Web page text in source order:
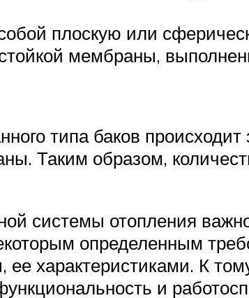
плоскую или
мембраны,
типа баков
Таким образом,
системы отопления
определенным
характеристиками. К
и